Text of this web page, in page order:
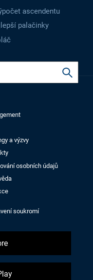
ascendentu
palačinky
a výzvy
osobních údajů
soukromí